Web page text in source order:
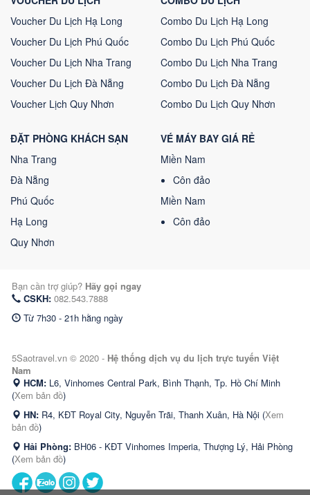
Voucher Du Lịch Hạ Long
Voucher Du Lịch Phú Quốc
Voucher Du Lịch Nha Trang
Voucher Du Lịch Đà Nẵng
Voucher Lịch Quy Nhơn
Combo Du Lịch Hạ Long
Combo Du Lịch Phú Quốc
Combo Du Lịch Nha Trang
Combo Du Lịch Đà Nẵng
Combo Du Lịch Quy Nhơn
ĐẶT PHÒNG KHÁCH SẠN
Nha Trang
Đà Nẵng
Phú Quốc
Hạ Long
Quy Nhơn
VÉ MÁY BAY GIÁ RẺ
Miền Nam
Côn đảo
Miền Nam
Côn đảo
Bạn cần trợ giúp? Hãy gọi ngay
CSKH: 082.543.7888
Từ 7h30 - 21h hằng ngày
5Saotravel.vn © 2020 - Hệ thống dịch vụ du lịch trực tuyến Việt
Nam
HCM: L6, Vinhomes Central Park, Bình Thạnh, Tp. Hồ Chí Minh
(Xem bản đồ)
HN: R4, KĐT Royal City, Nguyễn Trãi, Thanh Xuân, Hà Nội (Xem
bản đồ)
Hải Phòng: BH06 - KĐT Vinhomes Imperia, Thượng Lý, Hải Phòng
(Xem bản đồ)